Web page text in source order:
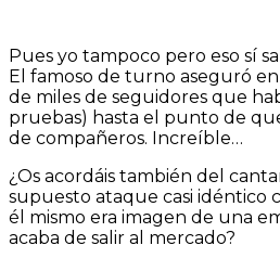
Pues yo tampoco pero eso sí
El famoso de turno aseguró
de miles de seguidores que
pruebas) hasta el punto de
de compañeros. Increíble…
¿Os acordáis también del
supuesto ataque casi idéntico
él mismo era imagen de una
acaba de salir al mercado?